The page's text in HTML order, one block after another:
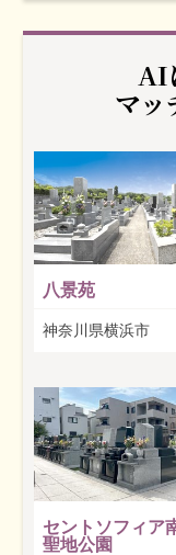
AI
マッ
八景苑
神奈川県横浜市
セントソフィア
聖地公園